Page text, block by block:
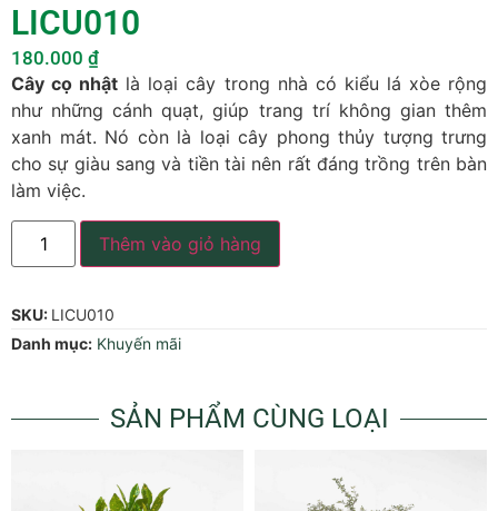
LICU010
180.000 ₫
Cây cọ nhật là loại cây trong nhà có kiểu lá xòe rộng
như những cánh quạt, giúp trang trí không gian thêm
xanh mát. Nó còn là loại cây phong thủy tượng trưng
cho sự giàu sang và tiền tài nên rất đáng trồng trên bàn
làm việc.
Thêm vào giỏ hàng
SKU: LICU010
Danh mục: Khuyến mãi
SẢN PHẨM CÙNG LOẠI